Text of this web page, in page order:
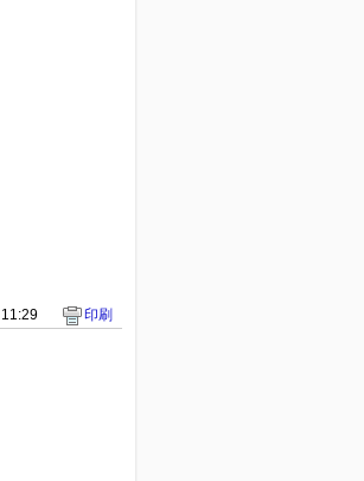
印刷